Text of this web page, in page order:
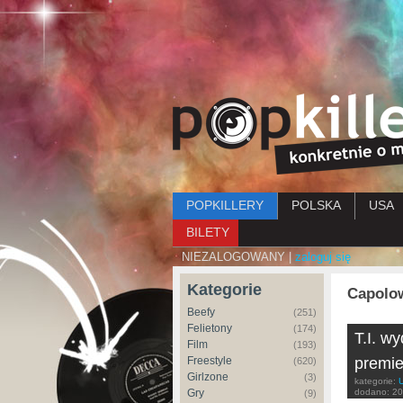
Menu główne
POPKILLERY POLSKA USA
BILETY
NIEZALOGOWANY | zaloguj się
Kategorie
Beefy (251)
Felietony (174)
Film (193)
Freestyle (620)
Girlzone (3)
Gry (9)
T.I.
kategorie:
dodano: